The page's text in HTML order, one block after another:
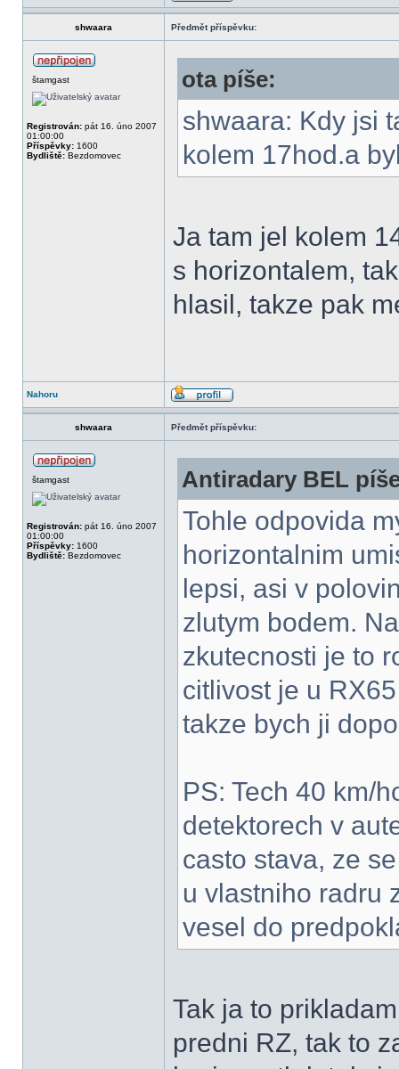
shwaara Předmět příspěvku:
štamgast
Registrován: pát 16. úno 2007
01:00:00
Příspěvky: 1600
Bydliště: Bezdomovec
ota píše:
shwaara: Kdy jsi
kolem 17hod.a
Ja tam jel kolem
s horizontalem,
hlasil, takze pak
Nahoru
shwaara Předmět příspěvku:
štamgast
Registrován: pát 16. úno 2007
01:00:00
Příspěvky: 1600
Bydliště: Bezdomovec
Antiradary BEL
Tohle odpovida
horizontalnim
lepsi, asi v
zlutym bodem.
zkutecnosti je to
citlivost je u
takze bych ji
PS: Tech 40 km/
detektorech v
casto stava, ze
u vlastniho radru
vesel do
Tak ja to
predni RZ, tak to